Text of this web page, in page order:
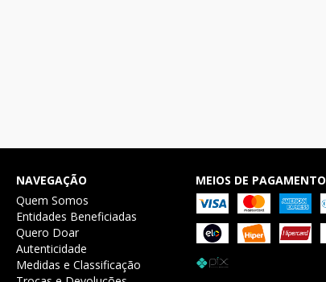
NAVEGAÇÃO
Quem Somos
Entidades Beneficiadas
Quero Doar
Autenticidade
Medidas e Classificação
MEIOS DE PAGAMENTO